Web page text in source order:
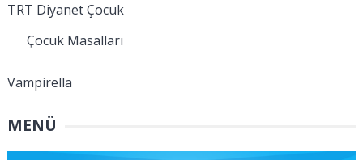
TRT Diyanet Çocuk
Çocuk Masalları
Vampirella
MENÜ